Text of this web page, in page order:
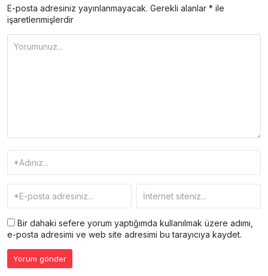
E-posta adresiniz yayınlanmayacak. Gerekli alanlar * ile
işaretlenmişlerdir
Bir dahaki sefere yorum yaptığımda kullanılmak üzere adımı,
e-posta adresimi ve web site adresimi bu tarayıcıya kaydet.